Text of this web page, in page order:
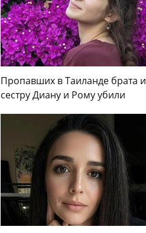
Пропавших в Таиланде брата и
сестру Диану и Рому убили